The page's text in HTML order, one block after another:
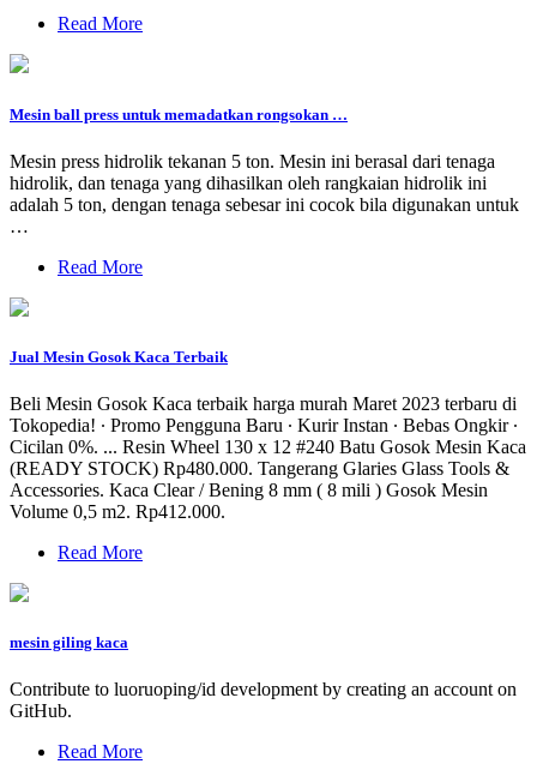
Read More
Mesin ball press untuk memadatkan rongsokan …
Mesin press hidrolik tekanan 5 ton. Mesin ini berasal dari tenaga
hidrolik, dan tenaga yang dihasilkan oleh rangkaian hidrolik ini
adalah 5 ton, dengan tenaga sebesar ini cocok bila digunakan untuk
…
Read More
Jual Mesin Gosok Kaca Terbaik
Beli Mesin Gosok Kaca terbaik harga murah Maret 2023 terbaru di
Tokopedia! ∙ Promo Pengguna Baru ∙ Kurir Instan ∙ Bebas Ongkir ∙
Cicilan 0%. ... Resin Wheel 130 x 12 #240 Batu Gosok Mesin Kaca
(READY STOCK) Rp480.000. Tangerang Glaries Glass Tools &
Accessories. Kaca Clear / Bening 8 mm ( 8 mili ) Gosok Mesin
Volume 0,5 m2. Rp412.000.
Read More
mesin giling kaca
Contribute to luoruoping/id development by creating an account on
GitHub.
Read More